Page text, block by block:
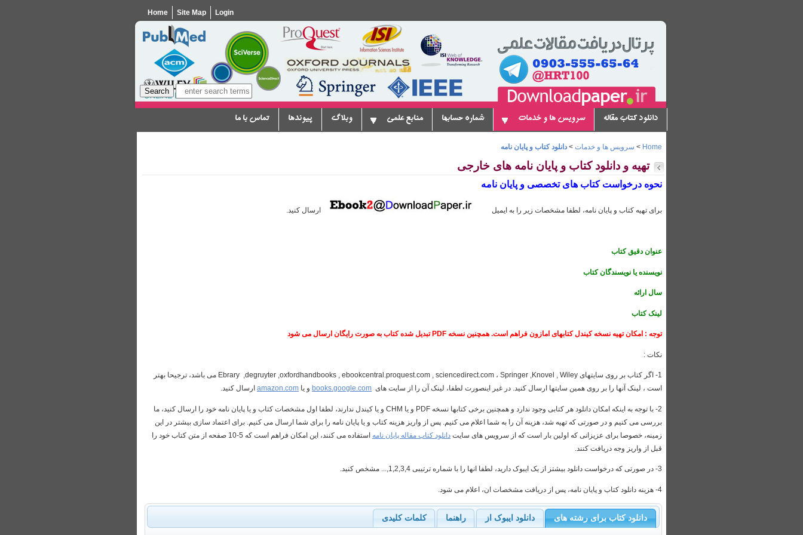
Home Site Map Login
دانلود کتاب مقاله سرویس ها و خدمات شماره حسابها منابع علمی وبلاگ پیوندها تماس با ما
Home
> سرویس ها و خدمات > دانلود کتاب و پایان نامه
تهیه و دانلود کتاب و پایان نامه های خارجی
نحوه درخواست کتاب های تخصصی و پایان نامه
برای تهیه کتاب و پایان نامه، لطفا مشخصات زیر را به ایمیل ارسال کنید.
عنوان دقیق کتاب
نویسنده یا نویسندگان کتاب
سال ارائه
لینک کتاب
توجه : امکان تهیه نسخه کیندل کتابهای امازون فراهم است. همچنین نسخه PDF تبدیل شده کتاب به صورت رایگان ارسال می شود
نکات :
1- اگر کتاب بر روی سایتهای Ebrary ,degruyter ,oxfordhandbooks , ebookcentral.proquest.com , sciencedirect.com ، Springer ,Knovel , Wiley می باشد، ترجیحا بهتر
است ، لینک آنها را بر روی همین سایتها ارسال کنید. در غیر اینصورت لطفا، لینک آن را از سایت های books.google.com و یا amazon.com ارسال کنید.
2- با توجه به اینکه امکان دانلود هر کتابی وجود ندارد و همچنین برخی کتابها نسخه PDF و یا CHM و یا کیندل ندارند، لطفا اول مشخصات کتاب و یا پایان نامه خود را ارسال کنید، ما
بررسی می کنیم و در صورتی که تهیه شد، هزینه آن را به شما اعلام می کنیم. پس از واریز هزینه کتاب و یا پایان نامه را برای شما ارسال می کنیم. برای اعتماد سازی بیشتر در این
زمینه، خصوصا برای عزیزانی که اولین بار است که از سرویس های سایت دانلود کتاب مقاله پایان نامه
استفاده می کنند، این امکان فراهم است که 5-10 صفحه از متن کتاب خود را
قبل از واریز وجه دریافت کنند.
3- در صورتی که درخواست دانلود بیشتز از یک ایبوک دارید، لطفا انها را با شماره ترتیبی 1,2,3,4,... مشخص کنید.
4- هزینه دانلود کتاب و پایان نامه، پس از دریافت مشخصات ان، اعلام می شود.
دانلود کتاب برای رشته های دانلود ایبوک از راهنما کلمات کلیدی